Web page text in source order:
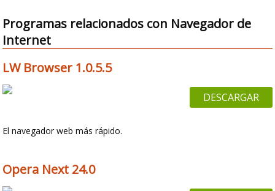
Programas relacionados con Navegador de
Internet
LW Browser 1.0.5.5
DESCARGAR
El navegador web más rápido.
Opera Next 24.0